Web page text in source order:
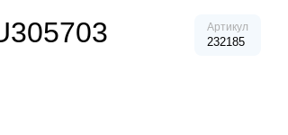
Артикул
232185